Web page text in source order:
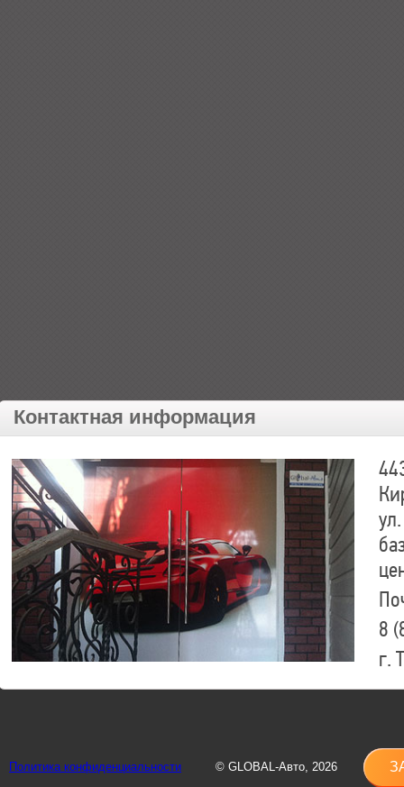
Контактная информация
8
г.
8
Политика конфиденциальности © GLOBAL-Авто, 2026